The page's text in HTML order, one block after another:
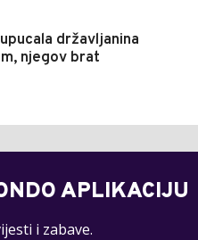
državljanina
njegov brat
APLIKACIJU
i zabave.